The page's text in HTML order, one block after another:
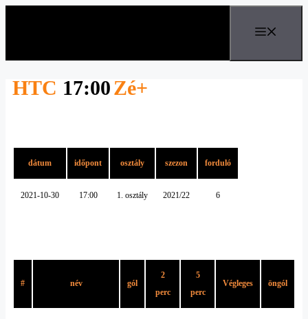
HTC 17:00Zé+
dátum időpont osztály szezon forduló
2021-10-30 17:00 1. osztály 2021/22 6
# név gól
2
perc
5
perc
Végleges öngól